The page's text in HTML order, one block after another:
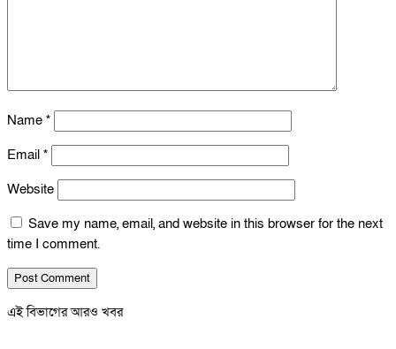
Name *
Email *
Website
Save my name, email, and website in this browser for the next
time I comment.
এই বিভাগের আরও খবর